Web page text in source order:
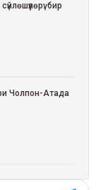
бир
Чолпон-Атада